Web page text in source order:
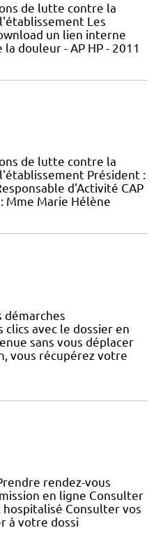
de lutte contre la
Les
un lien interne
douleur - AP HP - 2011
de lutte contre la
Président :
d'Activité CAP
Mme Marie Hélène
démarches
avec le dossier en
sans vous déplacer
vous récupérez votre
rendez-vous
en ligne Consulter
Consulter vos
à votre dossi